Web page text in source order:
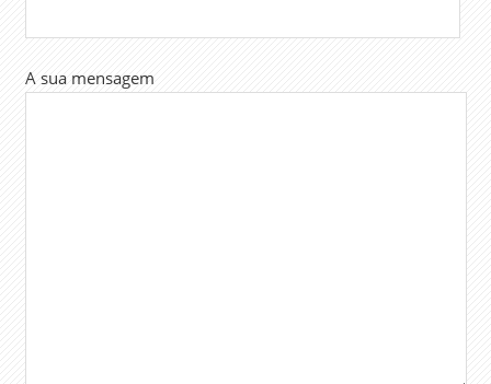
A sua mensagem